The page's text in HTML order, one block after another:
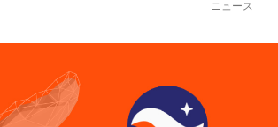
ニュース